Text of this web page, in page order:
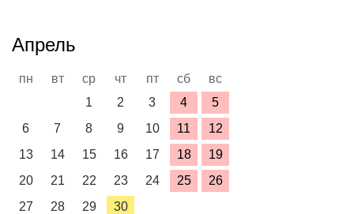
Апрель
пн вт ср чт пт сб
вс
1
2 3 4
5
6
7 8 9 10 11
12
13
14 15 16 17 18
19
20
21 22 23 24 25
26
27
28 29 30